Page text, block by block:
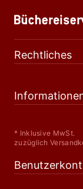
Rechtliches
* Inklusive MwSt.
zuzüglich